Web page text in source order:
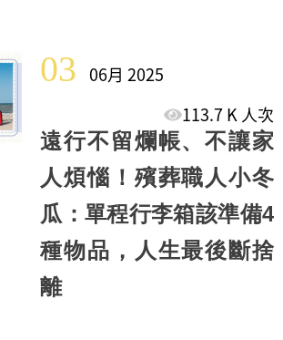
03 06月 2025
113.7 K 人次
遠行不留爛帳、不讓家
人煩惱！殯葬職人小冬
瓜：單程行李箱該準備4
種物品，人生最後斷捨
離